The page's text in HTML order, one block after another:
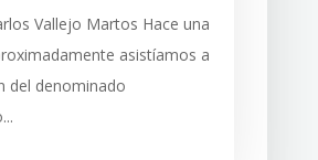
Vallejo Martos Hace una
asistíamos a
del denominado